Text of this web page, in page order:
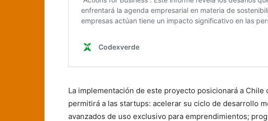
La implementación de este proyecto posicionará a
permitirá a las startups: acelerar su ciclo de desarrollo
avanzados de uso exclusivo para emprendimientos;